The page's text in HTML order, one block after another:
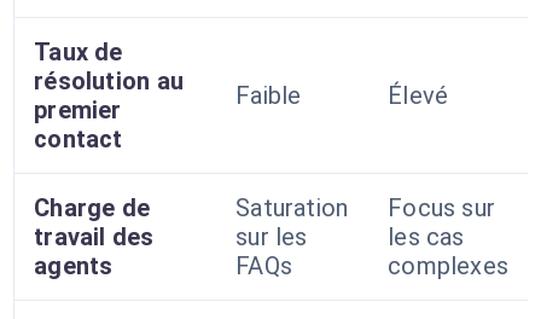
Taux de
résolution au
premier
contact
Faible Élevé
Charge de
travail des
agents
Saturation
sur les
FAQs
Focus sur
les cas
complexes